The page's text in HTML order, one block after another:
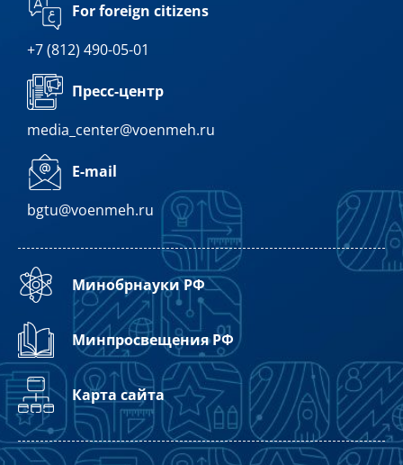
For foreign citizens
+7 (812) 490-05-01
Пресс-центр
media_center@voenmeh.ru
E-mail
bgtu@voenmeh.ru
Минобрнауки РФ
Минпросвещения РФ
Карта сайта